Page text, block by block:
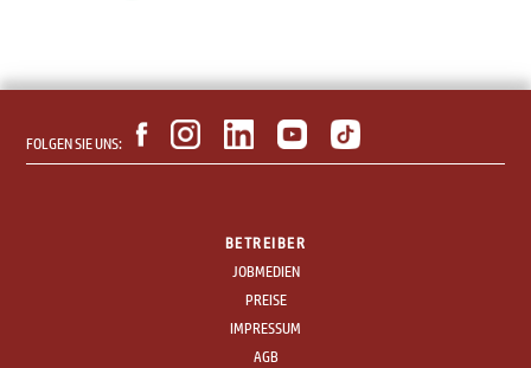
FOLGEN SIE UNS:
BETREIBER
JOBMEDIEN
PREISE
IMPRESSUM
AGB